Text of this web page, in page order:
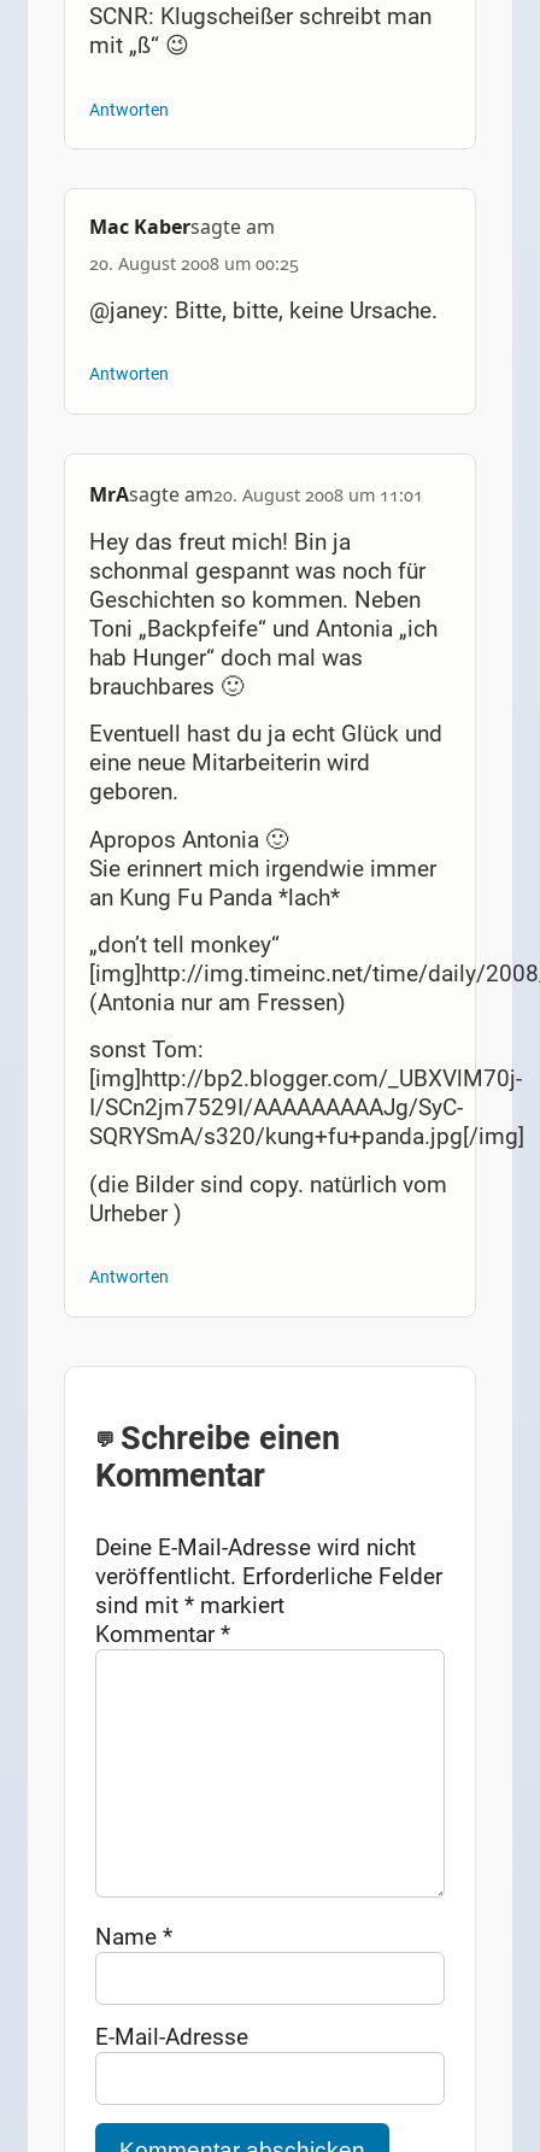
SCNR: Klugscheißer schreibt man
mit „ß“ 😉
Antworten
Mac Kabersagte am
20. August 2008 um 00:25
@janey: Bitte, bitte, keine Ursache.
Antworten
MrAsagte am20. August 2008 um 11:01
Hey das freut mich! Bin ja
schonmal gespannt was noch für
Geschichten so kommen. Neben
Toni „Backpfeife“ und Antonia „ich
hab Hunger“ doch mal was
brauchbares 🙂
Eventuell hast du ja echt Glück und
eine neue Mitarbeiterin wird
geboren.
Apropos Antonia 🙂
Sie erinnert mich irgendwie immer
an Kung Fu Panda *lach*
„don’t tell monkey“
[img]http://img.timeinc.net/time/daily/
(Antonia nur am Fressen)
sonst Tom:
[img]http://bp2.blogger.com/_UBXVlM70j-
I/SCn2jm7529I/AAAAAAAAAJg/SyC-
SQRYSmA/s320/kung+fu+panda.jpg[/img]
(die Bilder sind copy. natürlich vom
Urheber )
Antworten
Schreibe einen
Kommentar
Deine E-Mail-Adresse wird nicht
veröffentlicht. Erforderliche Felder
sind mit* markiert
Kommentar*
Name*
E-Mail-Adresse